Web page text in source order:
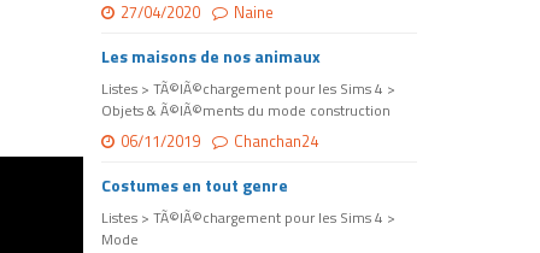
27/04/2020 Naine
Les maisons de nos animaux
Listes > TÃ©lÃ©chargement pour les Sims 4 >
Objets & Ã©lÃ©ments du mode construction
06/11/2019 Chanchan24
Costumes en tout genre
Listes > TÃ©lÃ©chargement pour les Sims 4 >
Mode